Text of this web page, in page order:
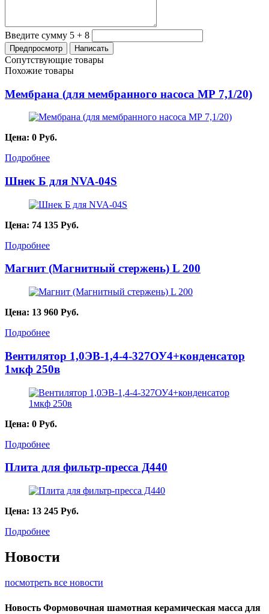
Введите сумму 5 + 8
Сопутствующие товары
Похожие товары
Мембрана (для мембранного насоса МР 7,1/20)
Цена: 0 Руб.
Подробнее
Шнек Б для NVA-04S
Цена: 74 135 Руб.
Подробнее
Магнит (Магнитный стержень) L 200
Цена: 13 960 Руб.
Подробнее
Вентилятор 1,0ЭВ-1,4-4-327ОУ4+конденсатор
1мкф 250в
Цена: 0 Руб.
Подробнее
Плита для фильтр-пресса Д440
Цена: 13 245 Руб.
Подробнее
Новости
посмотреть все новости
Новость Формовочная шамотная керамическая масса для